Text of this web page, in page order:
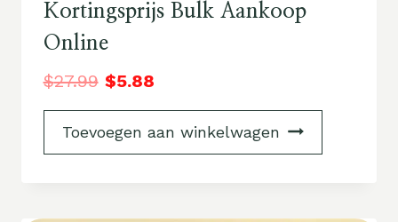
Kortingsprijs Bulk Aankoop
Online
$27.99 $5.88
Toevoegen aan winkelwagen